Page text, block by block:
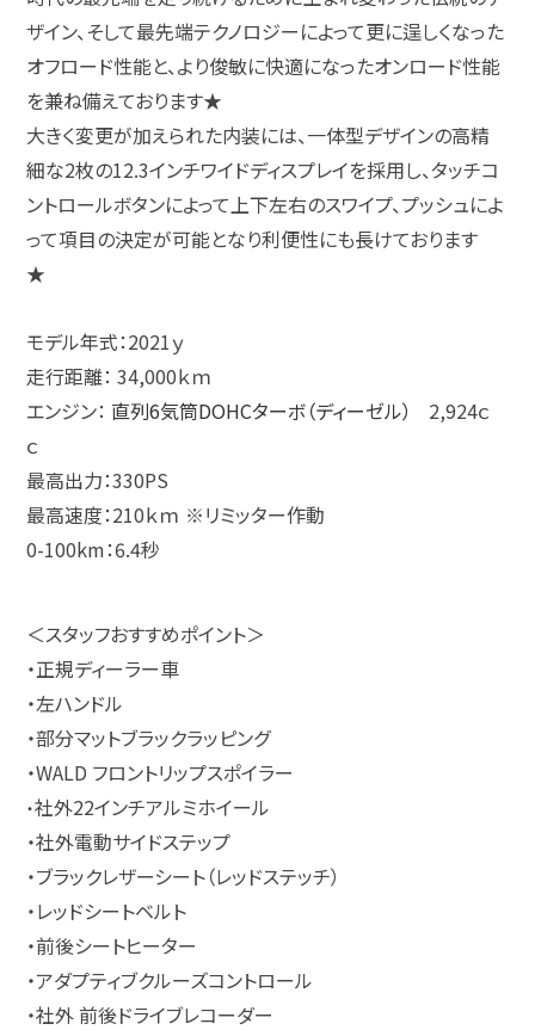
ザイン、そして最先端テクノロジーによって更に逞しくなった
オフロード性能と、より俊敏に快適になったオンロード性能
を兼ね備えております★
大きく変更が加えられた内装には、一体型デザインの高精
細な2枚の12.3インチワイドディスプレイを採用し、タッチコ
ントロールボタンによって上下左右のスワイプ、プッシュによ
って項目の決定が可能となり利便性にも長けております
★
モデル年式：2021ｙ
走行距離： 34,000ｋｍ
エンジン： 直列6気筒DOHCターボ（ディーゼル） 2,924ｃ
ｃ
最高出力：330PS
最高速度：210ｋｍ ※リミッター作動
0-100km：6.4秒
＜スタッフおすすめポイント＞
・正規ディーラー車
・左ハンドル
・部分マットブラックラッピング
・WALD フロントリップスポイラー
・社外22インチアルミホイール
・社外電動サイドステップ
・ブラックレザーシート（レッドステッチ）
・レッドシートベルト
・前後シートヒーター
・アダプティブクルーズコントロール
・社外 前後ドライブレコーダー